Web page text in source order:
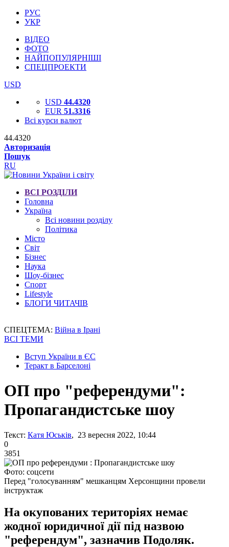
РУС
УКР
ВІДЕО
ФОТО
НАЙПОПУЛЯРНІШІ
СПЕЦПРОЕКТИ
USD
USD 44.4320
EUR 51.3316
Всі курси валют
44.4320
Авторизація
Пошук
RU
ВСІ РОЗДІЛИ
Головна
Україна
Всі новини розділу
Політика
Місто
Світ
Бізнес
Наука
Шоу-бізнес
Спорт
Lifestyle
БЛОГИ ЧИТАЧІВ
СПЕЦТЕМА: Війна в Ірані
ВСІ ТЕМИ
Вступ України в ЄС
Теракт в Барселоні
ОП про "референдуми":
Пропагандистське шоу
Текст: Катя Юськів, 23 вересня 2022, 10:44
0
3851
Фото: соцсети
Перед "голосуванням" мешканцям Херсонщини провели
інструктаж
На окупованих територіях немає
жодної юридичної дії під назвою
"референдум", зазначив Подоляк.